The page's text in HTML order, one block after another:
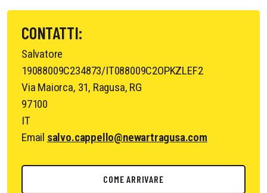
CONTATTI:
Salvatore
19088009C234873/IT088009C2OPKZLEF2
Via Maiorca, 31, Ragusa, RG
97100
IT
Email salvo.cappello@newartragusa.com
COME ARRIVARE